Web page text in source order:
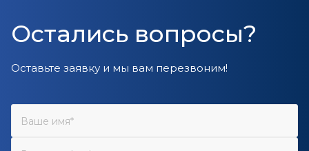
Остались вопросы?
Оставьте заявку и мы вам перезвоним!